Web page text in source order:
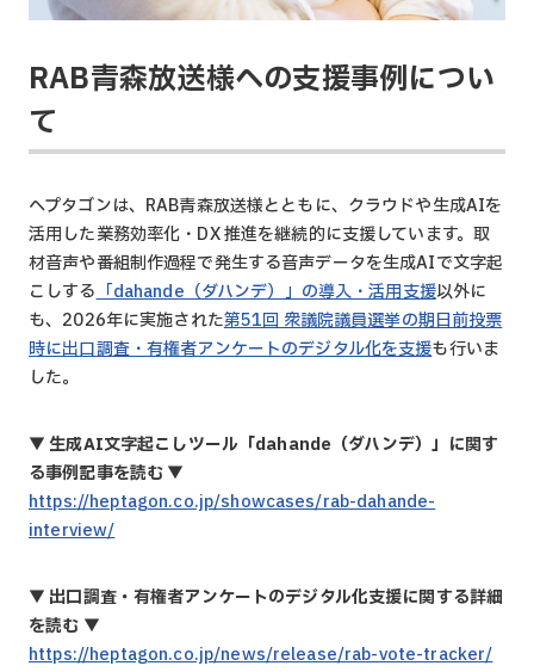
RAB青森放送様への支援事例につい
て
ヘプタゴンは、RAB青森放送様とともに、クラウドや生成AIを
活用した業務効率化・DX 推進を継続的に支援しています。取
材音声や番組制作過程で発生する音声データを生成AIで文字起
こしする 「dahande（ダハンデ）」の導入・活用支援以外に
も、2026年に実施された第51回 衆議院議員選挙の期日前投票
時に出口調査・有権者アンケートのデジタル化を支援も行いま
した。
▼生成AI文字起こしツール「dahande（ダハンデ）」に関す
る事例記事を読む▼
https://heptagon.co.jp/showcases/rab-dahande-
interview/
▼ 出口調査・有権者アンケートのデジタル化支援に関する詳細
を読む ▼
https://heptagon.co.jp/news/release/rab-vote-tracker/